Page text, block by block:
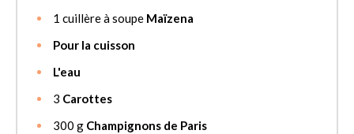
1 cuillère à soupe Maïzena
Pour la cuisson
L'eau
3 Carottes
300 g Champignons de Paris